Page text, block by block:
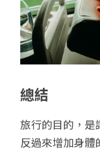
總結
旅行的目的，是
反過來增加身